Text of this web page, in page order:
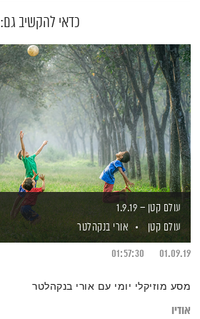
כדאי להקשיב גם:
עולם קטן – 1.9.19
עולם קטן
אורי בנקהלטר
01.09.19
01:57:30
מסע מוזיקלי יומי עם אורי בנקהלטר
אודיו